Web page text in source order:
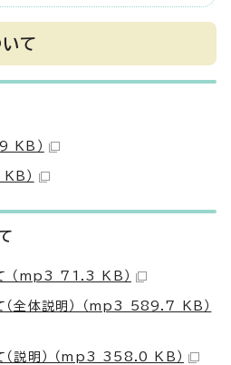
て
KB）
）
（mp3 71.3 KB）
（全体説明） （mp3 589.7 KB）
（説明） （mp3 358.0 KB）